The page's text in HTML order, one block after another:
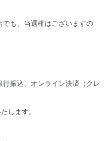
でも、当選権はございますの
振込、オンライン決済（クレ
します。